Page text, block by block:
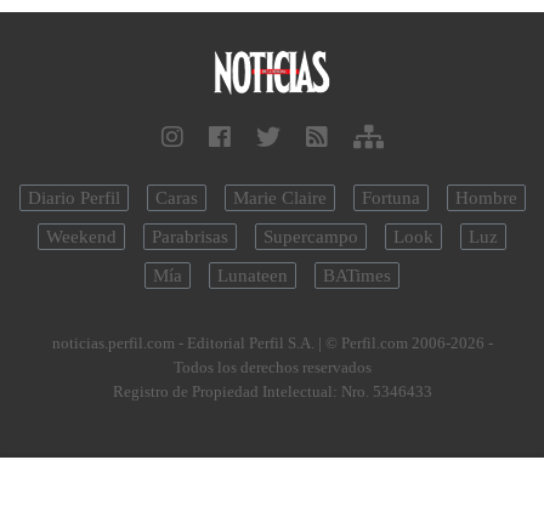
Diario Perfil Caras Marie Claire Fortuna
Hombre
Weekend
Parabrisas Supercampo Look
Luz
Mía
Lunateen BATimes
noticias.perfil.com - Editorial Perfil S.A. | © Perfil.com 2006-2026 -
Todos los derechos reservados
Registro de Propiedad Intelectual: Nro. 5346433